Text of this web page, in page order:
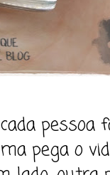
pega o